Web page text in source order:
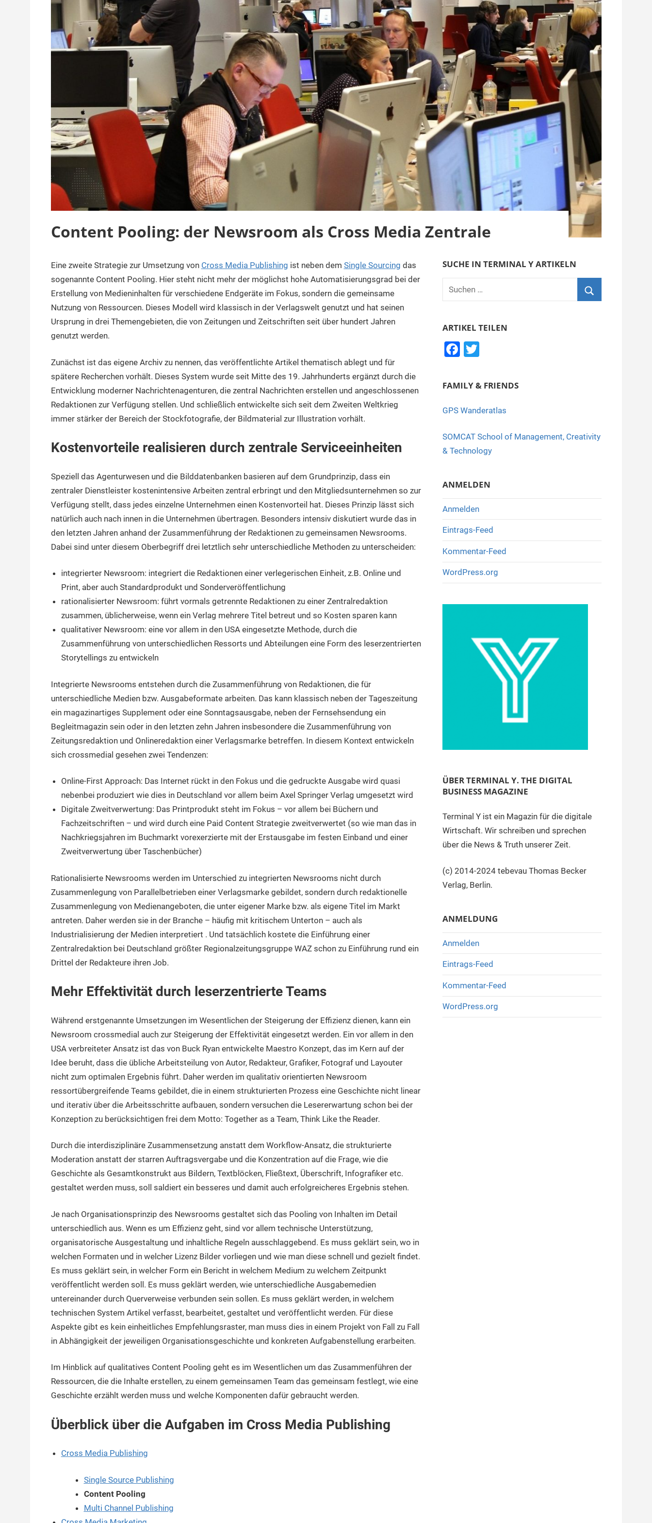
Content Pooling: der Newsroom als Cross Media Zentrale
17.
Juni
2019
terminal-
y
Sapere
aude
Eine zweite Strategie zur Umsetzung von Cross Media Publishing ist neben dem Single Sourcing das
sogenannte Content Pooling. Hier steht nicht mehr der möglichst hohe Automatisierungsgrad bei der
Erstellung von Medieninhalten für verschiedene Endgeräte im Fokus, sondern die gemeinsame
Nutzung von Ressourcen. Dieses Modell wird klassisch in der Verlagswelt genutzt und hat seinen
Ursprung in drei Themengebieten, die von Zeitungen und Zeitschriften seit über hundert Jahren
genutzt werden.
Zunächst ist das eigene Archiv zu nennen, das veröffentlichte Artikel thematisch ablegt und für
spätere Recherchen vorhält. Dieses System wurde seit Mitte des 19. Jahrhunderts ergänzt durch die
Entwicklung moderner Nachrichtenagenturen, die zentral Nachrichten erstellen und angeschlossenen
Redaktionen zur Verfügung stellen. Und schließlich entwickelte sich seit dem Zweiten Weltkrieg
immer stärker der Bereich der Stockfotografie, der Bildmaterial zur Illustration vorhält.
Kostenvorteile realisieren durch zentrale Serviceeinheiten
Speziell das Agenturwesen und die Bilddatenbanken basieren auf dem Grundprinzip, dass ein
zentraler Dienstleister kostenintensive Arbeiten zentral erbringt und den Mitgliedsunternehmen so zur
Verfügung stellt, dass jedes einzelne Unternehmen einen Kostenvorteil hat. Dieses Prinzip lässt sich
natürlich auch nach innen in die Unternehmen übertragen. Besonders intensiv diskutiert wurde das in
den letzten Jahren anhand der Zusammenführung der Redaktionen zu gemeinsamen Newsrooms.
Dabei sind unter diesem Oberbegriff drei letztlich sehr unterschiedliche Methoden zu unterscheiden:
integrierter Newsroom: integriert die Redaktionen einer verlegerischen Einheit, z.B. Online und
Print, aber auch Standardprodukt und Sonderveröffentlichung
rationalisierter Newsroom: führt vormals getrennte Redaktionen zu einer Zentralredaktion
zusammen, üblicherweise, wenn ein Verlag mehrere Titel betreut und so Kosten sparen kann
qualitativer Newsroom: eine vor allem in den USA eingesetzte Methode, durch die
Zusammenführung von unterschiedlichen Ressorts und Abteilungen eine Form des leserzentrierten
Storytellings zu entwickeln
Integrierte Newsrooms entstehen durch die Zusammenführung von Redaktionen, die für
unterschiedliche Medien bzw. Ausgabeformate arbeiten. Das kann klassisch neben der Tageszeitung
ein magazinartiges Supplement oder eine Sonntagsausgabe, neben der Fernsehsendung ein
Begleitmagazin sein oder in den letzten zehn Jahren insbesondere die Zusammenführung von
Zeitungsredaktion und Onlineredaktion einer Verlagsmarke betreffen. In diesem Kontext entwickeln
sich crossmedial gesehen zwei Tendenzen:
Online-First Approach: Das Internet rückt in den Fokus und die gedruckte Ausgabe wird quasi
nebenbei produziert wie dies in Deutschland vor allem beim Axel Springer Verlag umgesetzt wird
Digitale Zweitverwertung: Das Printprodukt steht im Fokus – vor allem bei Büchern und
Fachzeitschriften – und wird durch eine Paid Content Strategie zweitverwertet (so wie man das in
Nachkriegsjahren im Buchmarkt vorexerzierte mit der Erstausgabe im festen Einband und einer
Zweitverwertung über Taschenbücher)
Rationalisierte Newsrooms werden im Unterschied zu integrierten Newsrooms nicht durch
Zusammenlegung von Parallelbetrieben einer Verlagsmarke gebildet, sondern durch redaktionelle
Zusammenlegung von Medienangeboten, die unter eigener Marke bzw. als eigene Titel im Markt
antreten. Daher werden sie in der Branche – häufig mit kritischem Unterton – auch als
Industrialisierung der Medien interpretiert . Und tatsächlich kostete die Einführung einer
Zentralredaktion bei Deutschland größter Regionalzeitungsgruppe WAZ schon zu Einführung rund ein
Drittel der Redakteure ihren Job.
Mehr Effektivität durch leserzentrierte Teams
Während erstgenannte Umsetzungen im Wesentlichen der Steigerung der Effizienz dienen, kann ein
Newsroom crossmedial auch zur Steigerung der Effektivität eingesetzt werden. Ein vor allem in den
USA verbreiteter Ansatz ist das von Buck Ryan entwickelte Maestro Konzept, das im Kern auf der
Idee beruht, dass die übliche Arbeitsteilung von Autor, Redakteur, Grafiker, Fotograf und Layouter
nicht zum optimalen Ergebnis führt. Daher werden im qualitativ orientierten Newsroom
ressortübergreifende Teams gebildet, die in einem strukturierten Prozess eine Geschichte nicht linear
und iterativ über die Arbeitsschritte aufbauen, sondern versuchen die Lesererwartung schon bei der
Konzeption zu berücksichtigen frei dem Motto: Together as a Team, Think Like the Reader.
Durch die interdisziplinäre Zusammensetzung anstatt dem Workflow-Ansatz, die strukturierte
Moderation anstatt der starren Auftragsvergabe und die Konzentration auf die Frage, wie die
Geschichte als Gesamtkonstrukt aus Bildern, Textblöcken, Fließtext, Überschrift, Infografiker etc.
gestaltet werden muss, soll saldiert ein besseres und damit auch erfolgreicheres Ergebnis stehen.
Je nach Organisationsprinzip des Newsrooms gestaltet sich das Pooling von Inhalten im Detail
unterschiedlich aus. Wenn es um Effizienz geht, sind vor allem technische Unterstützung,
organisatorische Ausgestaltung und inhaltliche Regeln ausschlaggebend. Es muss geklärt sein, wo in
welchen Formaten und in welcher Lizenz Bilder vorliegen und wie man diese schnell und gezielt findet.
Es muss geklärt sein, in welcher Form ein Bericht in welchem Medium zu welchem Zeitpunkt
veröffentlicht werden soll. Es muss geklärt werden, wie unterschiedliche Ausgabemedien
untereinander durch Querverweise verbunden sein sollen. Es muss geklärt werden, in welchem
technischen System Artikel verfasst, bearbeitet, gestaltet und veröffentlicht werden. Für diese
Aspekte gibt es kein einheitliches Empfehlungsraster, man muss dies in einem Projekt von Fall zu Fall
in Abhängigkeit der jeweiligen Organisationsgeschichte und konkreten Aufgabenstellung erarbeiten.
Im Hinblick auf qualitatives Content Pooling geht es im Wesentlichen um das Zusammenführen der
Ressourcen, die die Inhalte erstellen, zu einem gemeinsamen Team das gemeinsam festlegt, wie eine
Geschichte erzählt werden muss und welche Komponenten dafür gebraucht werden.
Überblick über die Aufgaben im Cross Media Publishing
Cross Media Publishing
Single Source Publishing
Content Pooling
Multi Channel Publishing
SUCHE IN TERMINAL Y ARTIKELN
Suchen
nach:
ARTIKEL TEILEN
F
c
b
o
k
T
tt
FAMILY & FRIENDS
GPS Wanderatlas
SOMCAT School of Management, Creativity
& Technology
ANMELDEN
Anmelden
Eintrags-Feed
Kommentar-Feed
WordPress.org
ÜBER TERMINAL Y. THE DIGITAL
BUSINESS MAGAZINE
Terminal Y ist ein Magazin für die digitale
Wirtschaft. Wir schreiben und sprechen
über die News & Truth unserer Zeit.
(c) 2014-2024 tebevau Thomas Becker
Verlag, Berlin.
ANMELDUNG
Anmelden
Eintrags-Feed
Kommentar-Feed
WordPress.org